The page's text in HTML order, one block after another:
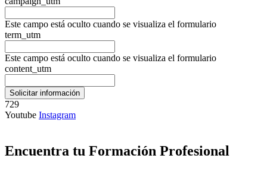
Este campo está oculto cuando se visualiza el formulario
term_utm
Este campo está oculto cuando se visualiza el formulario
content_utm
729
Youtube Instagram
Encuentra tu Formación Profesional